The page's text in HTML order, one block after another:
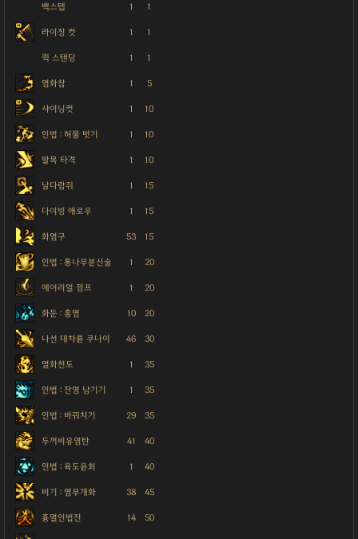
백스텝 1 1
라이징 컷 1 1
퀵 스탠딩 1 1
염화참 1 5
샤이닝컷 1 10
인법 : 허물 벗기 1 10
발목 타격 1 10
날다람쥐 1 15
다이빙 애로우 1 15
화염구 53 15
인법 : 통나무분신술 1 20
에어리얼 점프 1 20
화둔 : 홍염 10 20
나선 대차륜 쿠나이 46 30
열화천도 1 35
인법 : 잔영 남기기 1 35
인법 : 바꿔치기 29 35
두꺼비유염탄 41 40
인법 : 육도윤회 1 40
비기 : 염무개화 38 45
흉멸인법진 14 50